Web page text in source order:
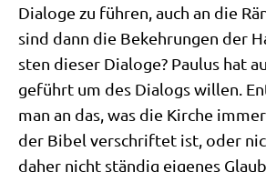
Dia­lo­ge zu füh­ren, auch an die
sind dann die Bekeh­run­gen der
sten die­ser Dia­lo­ge? Pau­lus hat
geführt um des Dia­logs wil­len.
man an das, was die Kir­che
der Bibel ver­schrif­tet ist, oder
daher nicht stän­dig eige­nes